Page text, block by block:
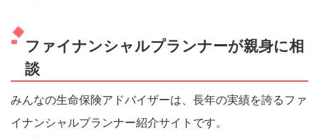
ファイナンシャルプランナーが親身に相
談
みんなの生命保険アドバイザーは、長年の実績を誇るファ
イナンシャルプランナー紹介サイトです。